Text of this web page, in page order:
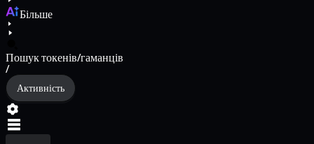
Більше
Пошук токенів/гаманців
/
Активність